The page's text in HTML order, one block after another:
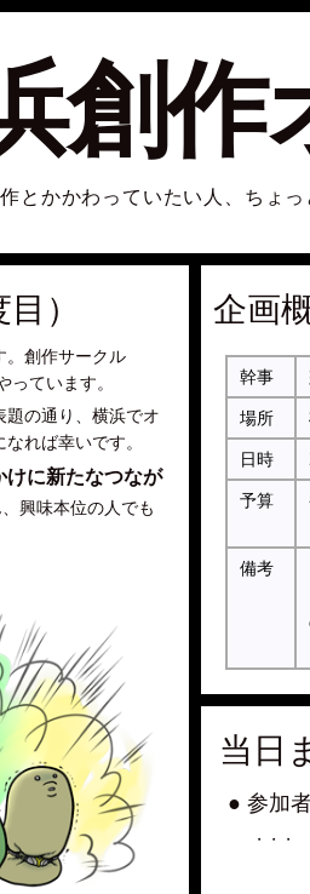
創作
とかかわっていたい人、ちょ
）
。創作サークル
ています。
題の通り、横浜でオ
れば幸いです。
けに新たなつなが
興味本位の人でも
企画
幹事
場所
日時
予算
備考
当日
● 参加
・・・